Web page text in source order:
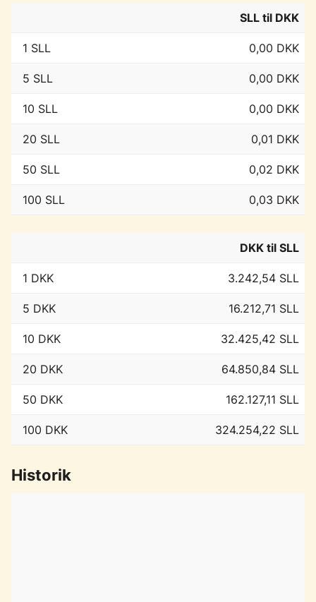
SLL til DKK
1 SLL 0,00 DKK
5 SLL 0,00 DKK
10 SLL 0,00 DKK
20 SLL 0,01 DKK
50 SLL 0,02 DKK
100 SLL 0,03 DKK
DKK til SLL
1 DKK 3.242,54 SLL
5 DKK 16.212,71 SLL
10 DKK 32.425,42 SLL
20 DKK 64.850,84 SLL
50 DKK 162.127,11 SLL
100 DKK 324.254,22 SLL
Historik